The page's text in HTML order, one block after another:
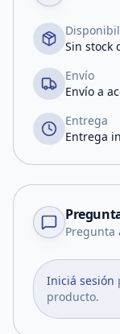
Sin stock
Envío
Envío a
Entrega
Entrega
Pregunta
Iniciá sesión
producto.